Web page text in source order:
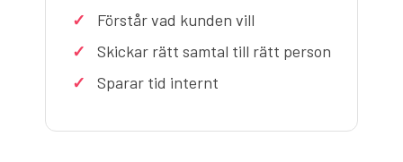
Förstår vad kunden vill
Skickar rätt samtal till rätt person
Sparar tid internt